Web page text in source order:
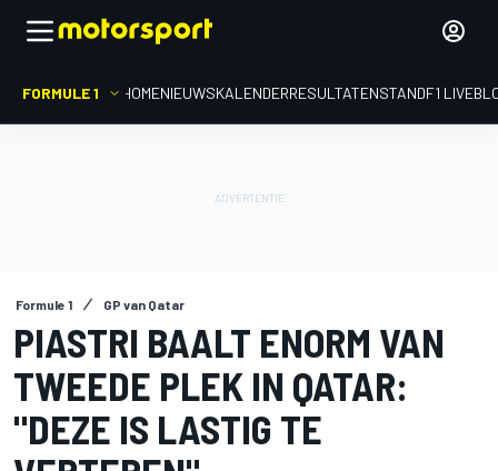
FORMULE 1 HOMENIEUWSKALENDERRESULTATENSTANDF1
Formule 1 GP van Qatar
PIASTRI BAALT ENORM VAN
TWEEDE PLEK IN QATAR:
"DEZE IS LASTIG TE